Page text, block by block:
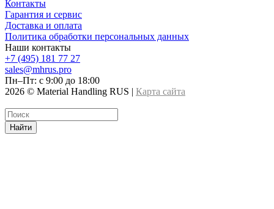
Контакты
Гарантия и сервис
Доставка и оплата
Политика обработки персональных данных
Наши контакты
+7 (495) 181 77 27
sales@mhrus.pro
Пн–Пт: с 9:00 до 18:00
2026 © Material Handling RUS | Карта сайта
Найти